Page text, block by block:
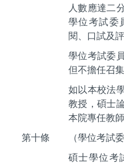
人數應達二
學位考試委
閱、口試及
學位考試委
但不擔任召
如以本校法
教授，碩士
本院專任教師
第十條
（學位考試
碩士學位考